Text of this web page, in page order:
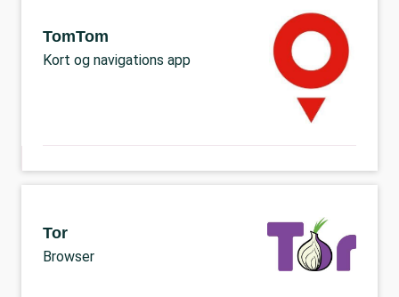
TomTom
Kort og navigations app
Tor
Browser